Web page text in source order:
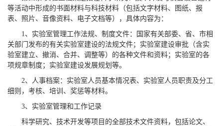
等活动中形成的书面材料与科技材料（包括文字材料、图纸、报
表、照片、音像资料、电子文档等），具体内容为：
1、实验室管理工作法规、制度文件：国家有关部委、省、市相
关部门发布的有关实验室建设的法规文件；实验室建设审批（含实
验室建立、撤消、合并、调整等）的各种文件和资料；实验室的各
项规章制度；实验室建设发展规划等。
2、人事档案：实验室人员基本情况表、实验室人员职责及分工
细则，考核、培训、奖惩等材料。
3、实验室管理和工作记录
科学研究、技术开发等项目的全部技术文件资料，包括论文、